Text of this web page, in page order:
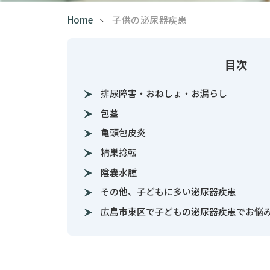
Home 子供の泌尿器疾患
目次
排尿障害・おねしょ・お漏らし
包茎
亀頭包皮炎
精巣捻転
陰嚢水腫
その他、子どもに多い泌尿器疾患
広島市東区で子どもの泌尿器疾患でお悩